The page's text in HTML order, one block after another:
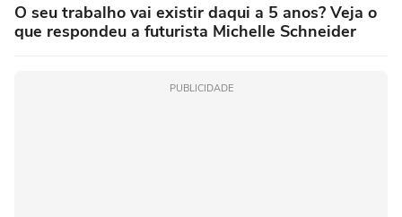
O seu trabalho vai existir daqui a 5 anos? Veja o
que respondeu a futurista Michelle Schneider
PUBLICIDADE